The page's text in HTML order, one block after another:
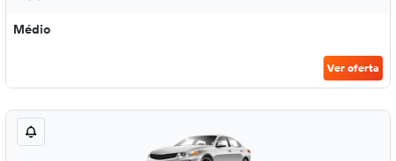
Médio
Ver oferta